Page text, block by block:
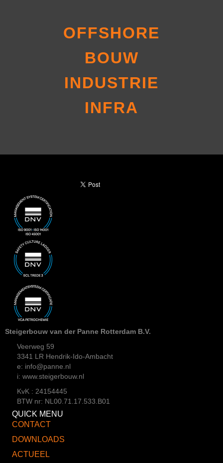
OFFSHORE
BOUW
INDUSTRIE
INFRA
Steigerbouw van der Panne Rotterdam B.V.
Veerweg 59
3341 LR Hendrik-Ido-Ambacht
e: info@panne.nl
i: www.steigerbouw.nl
KvK : 24154445
BTW nr: NL00.71.17.533.B01
QUICK MENU
CONTACT
DOWNLOADS
ACTUEEL